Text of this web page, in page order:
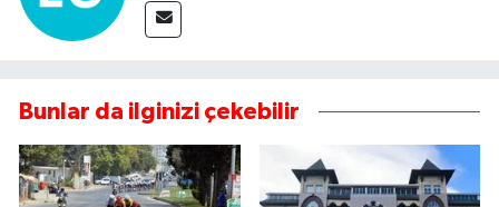
Bunlar da ilginizi çekebilir